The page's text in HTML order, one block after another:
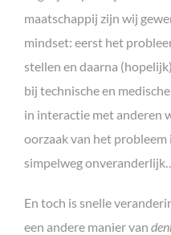
maatschappij zijn wij
mindset: eerst het
stellen en daarna
bij technische en
in interactie met anderen
oorzaak van het
simpelweg onveranderlijk…
En toch is snelle
een andere manier van